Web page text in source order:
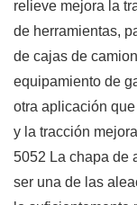
relieve mejora la
de herramientas,
de cajas de
equipamiento de
otra aplicación
y la tracción
5052 La chapa de
ser una de las